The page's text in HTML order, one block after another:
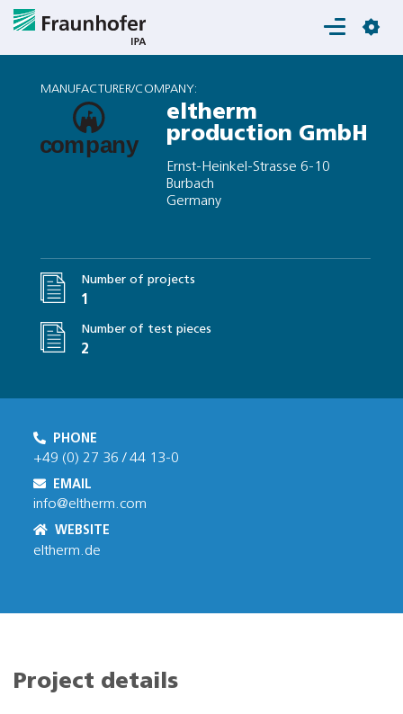
Login
MANUFACTURER/COMPANY:
eltherm
production GmbH
Ernst-Heinkel-Strasse 6-10
Burbach
Germany
Number of projects
1
Number of test pieces
2
PHONE
+49 (0) 27 36 / 44 13-0
EMAIL
info@eltherm.com
WEBSITE
eltherm.de
Project details